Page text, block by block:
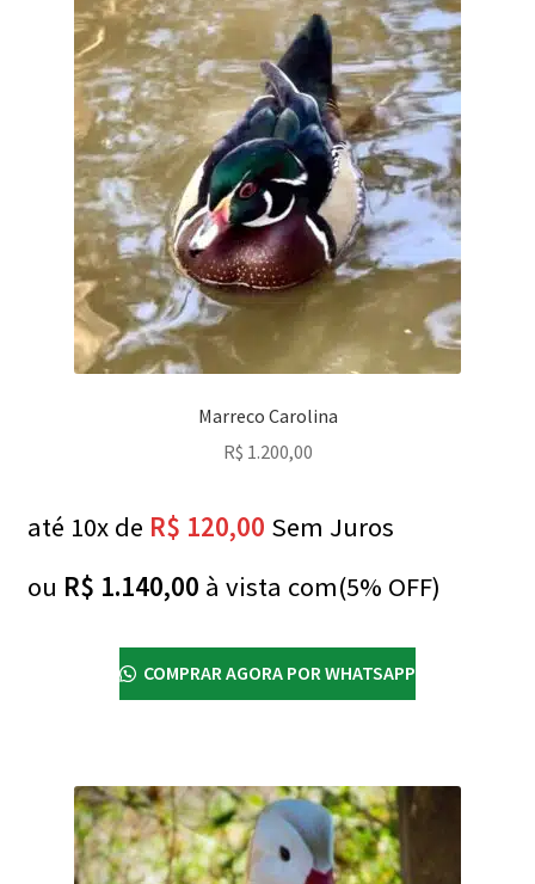
Marreco Carolina
R$ 1.200,00
até 10x de R$ 120,00 Sem Juros
ou R$ 1.140,00 à vista com(5% OFF)
COMPRAR AGORA POR WHATSAPP